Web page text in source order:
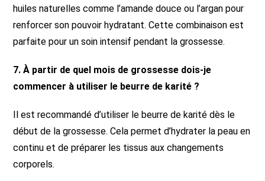
huiles naturelles comme l’amande douce ou l’argan pour
renforcer son pouvoir hydratant. Cette combinaison est
parfaite pour un soin intensif pendant la grossesse.
7. À partir de quel mois de grossesse dois-je
commencer à utiliser le beurre de karité ?
Il est recommandé d’utiliser le beurre de karité dès le
début de la grossesse. Cela permet d’hydrater la peau en
continu et de préparer les tissus aux changements
corporels.